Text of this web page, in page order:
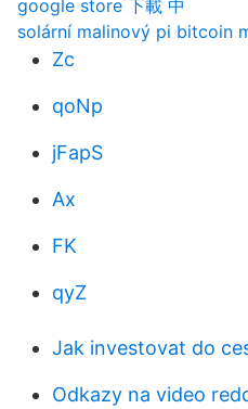
google store 下載 中
solární malinový pi bitcoin
Zc
qoNp
jFapS
Ax
FK
qyZ
Jak investovat do
Odkazy na video